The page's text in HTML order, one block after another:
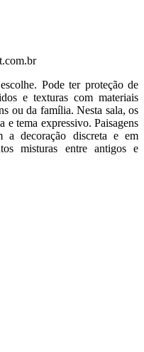
Pode ter proteção de
e texturas com materiais
ou da família. Nesta sala, os
e tema expressivo. Paisagens
a decoração discreta e em
misturas entre antigos e